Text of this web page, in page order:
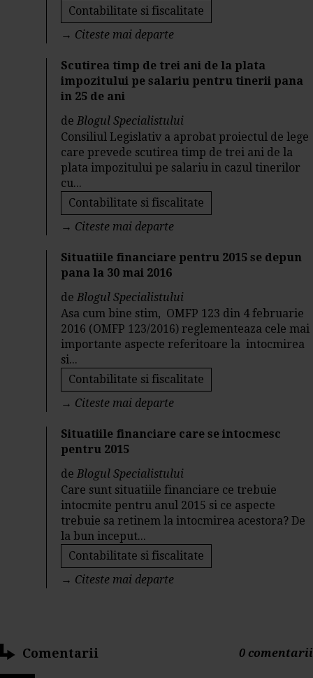
Contabilitate si fiscalitate
→ Citeste mai departe
Scutirea timp de trei ani de la plata
impozitului pe salariu pentru tinerii pana
in 25 de ani
deBlogul Specialistului
Consiliul Legislativ a aprobat proiectul de lege
care prevede scutirea timp de trei ani de la
plata impozitului pe salariu in cazul tinerilor
cu...
Contabilitate si fiscalitate
→ Citeste mai departe
Situatiile financiare pentru 2015 se depun
pana la 30 mai 2016
deBlogul Specialistului
Asa cum bine stim, OMFP 123 din 4 februarie
2016 (OMFP 123/2016) reglementeaza cele mai
importante aspecte referitoare la intocmirea
si...
Contabilitate si fiscalitate
→ Citeste mai departe
Situatiile financiare care se intocmesc
pentru 2015
deBlogul Specialistului
Care sunt situatiile financiare ce trebuie
intocmite pentru anul 2015 si ce aspecte
trebuie sa retinem la intocmirea acestora? De
la bun inceput...
Contabilitate si fiscalitate
→ Citeste mai departe
Comentarii 0 comentarii